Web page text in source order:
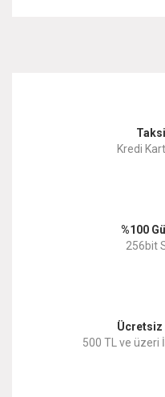
Ürün resmi kalitesiz,
Ürün fiyatı diğer
Kredi
%100
256bit
Ücretsiz
500 TL ve üzeri